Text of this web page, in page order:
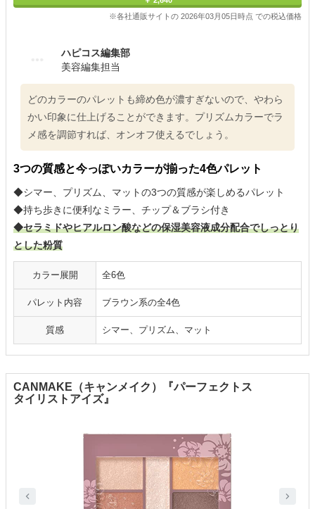
※各社通販サイトの 2026年03月05日時点 での税込価格
ハピコス編集部
美容編集担当
どのカラーのパレットも締め色が濃すぎないので、やわら
かい印象に仕上げることができます。プリズムカラーでラ
メ感を調節すれば、オンオフ使えるでしょう。
3つの質感と今っぽいカラーが揃った4色パレット
◆シマー、プリズム、マットの3つの質感が楽しめるパレット
◆持ち歩きに便利なミラー、チップ＆ブラシ付き
◆セラミドやヒアルロン酸などの保湿美容液成分配合でしっとり
とした粉質
カラー展開 全6色
パレット内容 ブラウン系の全4色
質感 シマー、プリズム、マット
CANMAKE（キャンメイク）『パーフェクトス
タイリストアイズ』